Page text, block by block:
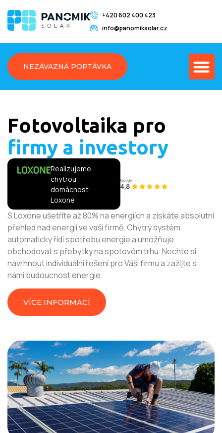
+420 602 400 423
info@panomiksolar.cz
NEZÁVAZNÁ POPTÁVKA
Fotovoltaika pro
firmy a investory
Realizujeme
chytrou
domácnost
Loxone
S Loxone ušetříte až 80% na energiích a získáte absolutní
přehled nad energií ve vaší firmě. Chytrý systém
automaticky řídí spotřebu energie a umožňuje
obchodovat s přebytky na spotovém trhu. Nechte si
navrhnout individuální řešení pro Váši firmu a zažijte s
námi budoucnost energie.
VÍCE INFORMACÍ